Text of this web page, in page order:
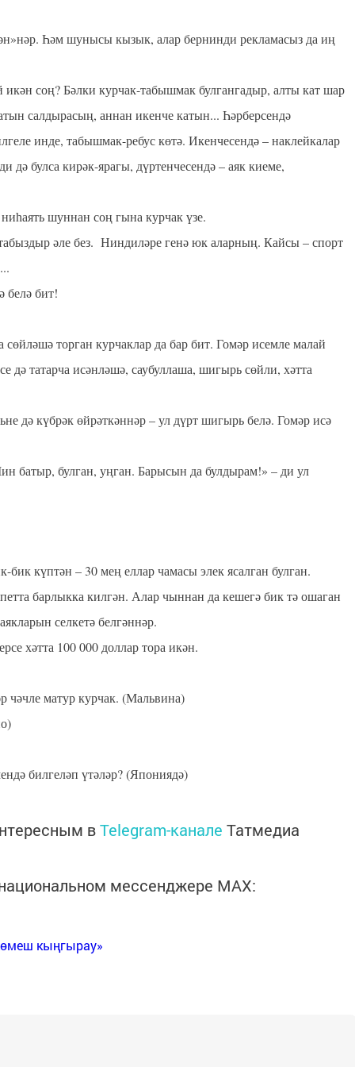
Һәм шунысы кызык, алар бернинди рекламасыз да иң
соң? Бәлки курчак-табышмак булгангадыр, алты кат шар
салдырасың, аннан икенче катын... Һәрберсендә
инде, табышмак-ребус көтә. Икенчесендә – наклейкалар
булса кирәк-ярагы, дүртенчесендә – аяк киеме,
шуннан соң гына курчак үзе.
әле без. Ниндиләре генә юк аларның. Кайсы – спорт
белә бит!
сөйләшә торган курчаклар да бар бит. Гомәр исемле малай
дә татарча исәнләшә, саубуллаша, шигырь сөйли, хәтта
дә күбрәк өйрәткәннәр – ул дүрт шигырь белә. Гомәр исә
батыр, булган, уңган. Барысын да булдырам!» – ди ул
күптән – 30 мең еллар чамасы элек ясалган булган.
барлыкка килгән. Алар чыннан да кешегә бик тә ошаган
селкетә белгәннәр.
хәтта 100 000 доллар тора икән.
чәчле матур курчак. (Мальвина)
билгеләп үтәләр? (Япониядә)
вTelegram-канале Татмедиа
мессенджере MАХ:
кыңгырау»